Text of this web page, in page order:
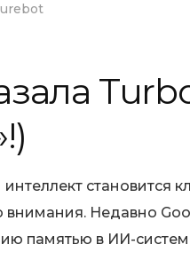
интеллект
внимания. Недавно
памятью в ИИ-